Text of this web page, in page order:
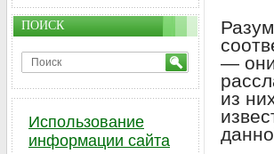
—
из
ПОИСК
Использование
информации сайта